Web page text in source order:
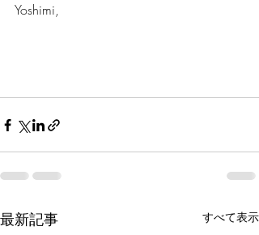
Yoshimi,
最新記事 すべて表示